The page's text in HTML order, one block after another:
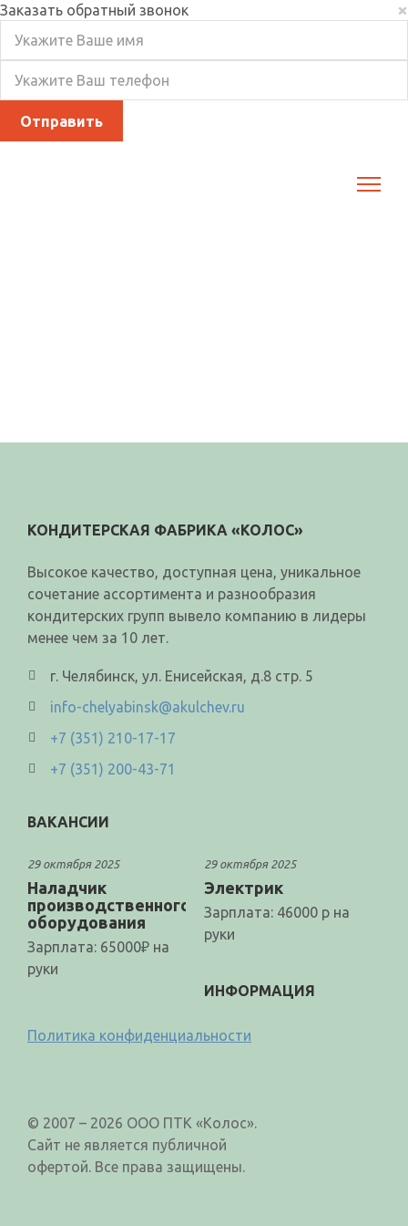
×
Заказать обратный звонок
КОНДИТЕРСКАЯ ФАБРИКА «КОЛОС»
Высокое качество, доступная цена, уникальное
сочетание ассортимента и разнообразия
кондитерских групп вывело компанию в лидеры
менее чем за 10 лет.
г. Челябинск, ул. Енисейская, д.8 стр. 5
info-chelyabinsk@akulchev.ru
+7 (351) 210-17-17
+7 (351) 200-43-71
ВАКАНСИИ
29 октября 2025
Наладчик
производственного
оборудования
Зарплата: 65000₽ на
руки
29 октября 2025
Электрик
Зарплата: 46000 р на
руки
ИНФОРМАЦИЯ
Политика конфиденциальности
© 2007 – 2026 ООО ПТК «Колос».
Сайт не является публичной
офертой. Все права защищены.